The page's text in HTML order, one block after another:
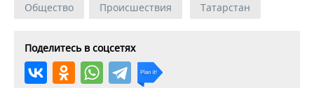
Общество Происшествия Татарстан
Поделитесь в соцсетях